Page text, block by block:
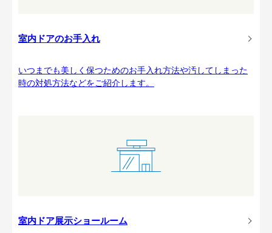
室内ドアのお手入れ
いつまでも美しく保つためのお手入れ方法や汚してしまった
時の対処方法などをご紹介します。
室内ドア展示ショールーム